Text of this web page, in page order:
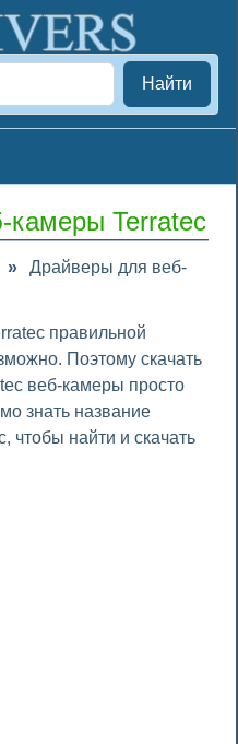
Найти
камеры Terratec
»
Драйверы для веб-
правильной
Поэтому скачать
веб-камеры просто
знать название
чтобы найти и скачать